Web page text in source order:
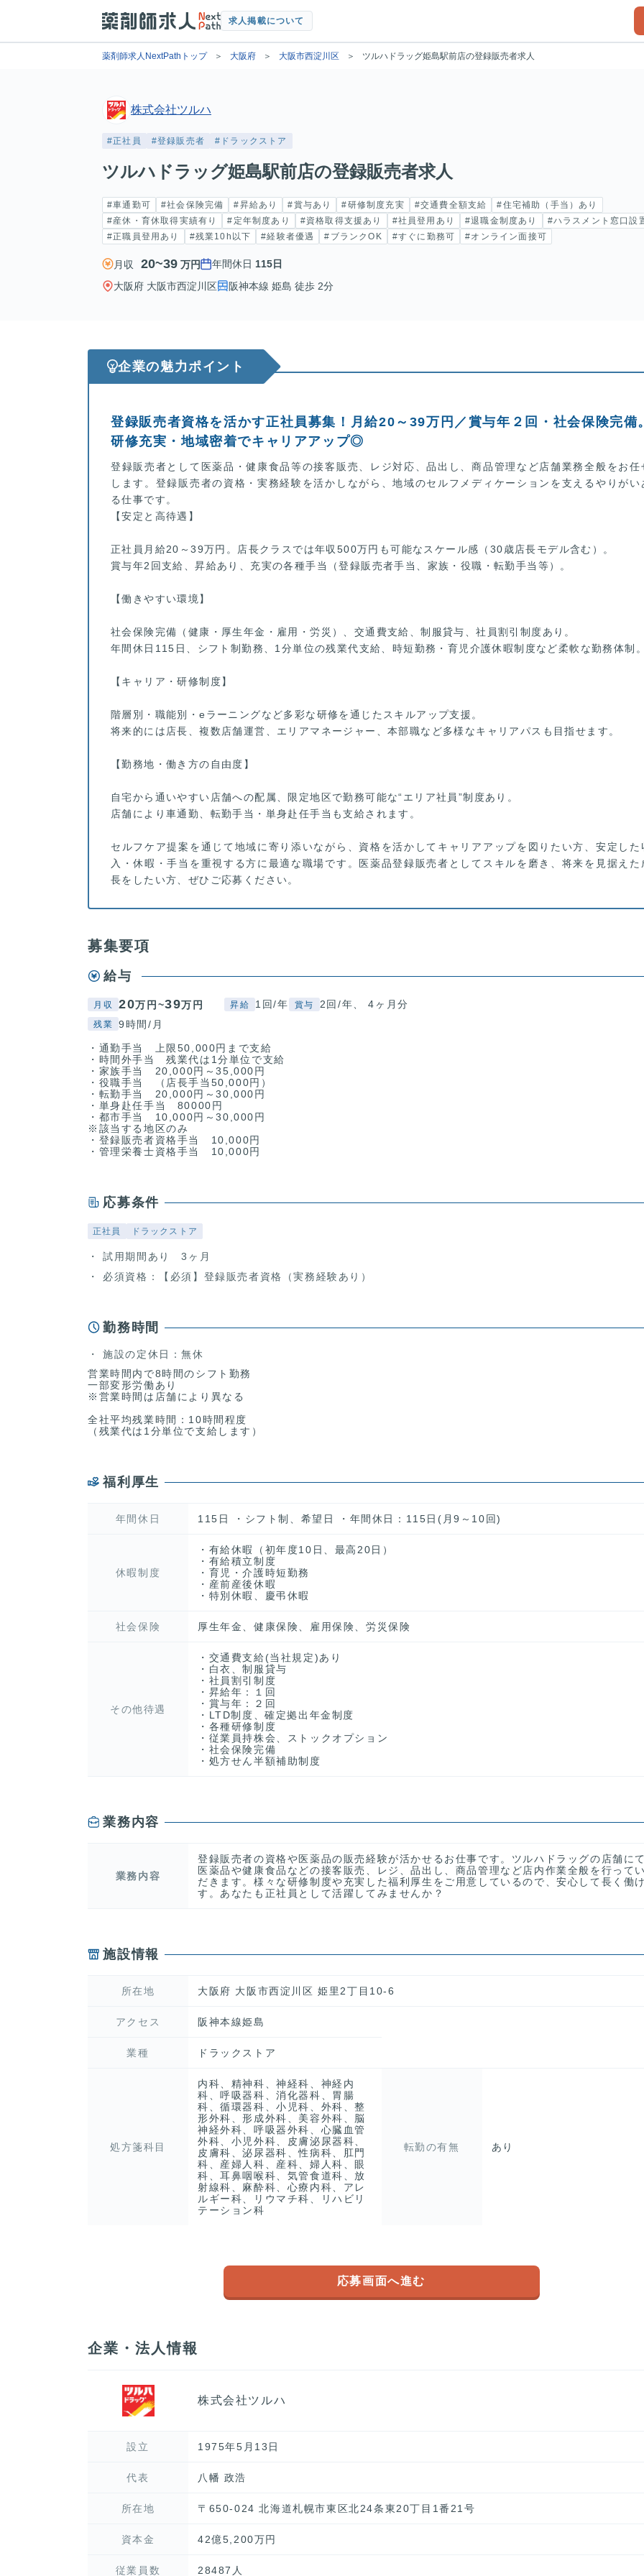
求人掲載について
薬剤師求人NextPathトップ 大阪府 大阪市西淀川区 ツルハドラッグ姫島駅前店の登録販売者求人
株式会社ツルハ
#正社員 #登録販売者 #ドラックストア
ツルハドラッグ姫島駅前店の登録販売者求人
#車通勤可 #社会保険完備 #昇給あり #賞与あり #研修制度充実 #交通費全額支給
#住宅補助（手当）あり
#産休・育休取得実績有り
#定年制度あり #資格取得支援あり #社員登用あり #退職金制度あり
#ハラスメント窓口設
#正職員登用あり
#残業10h以下 #経験者優遇 #ブランクOK #すぐに勤務可 #オンライン面接可
月収 20~39 万円 年間休日 115日
大阪府 大阪市西淀川区
阪神本線 姫島 徒歩 2分
企業の魅力ポイント
登録販売者資格を活かす正社員募集！月給20～39万円／賞与年２回・社会保険完備。
研修充実・地域密着でキャリアアップ◎
登録販売者として医薬品・健康食品等の接客販売、レジ対応、品出し、商品管理など店舗業務全般をお任
します。登録販売者の資格・実務経験を活かしながら、地域のセルフメディケーションを支えるやりがい
る仕事です。
【安定と高待遇】
正社員月給20～39万円。店長クラスでは年収500万円も可能なスケール感（30歳店長モデル含む）。
賞与年2回支給、昇給あり、充実の各種手当（登録販売者手当、家族・役職・転勤手当等）。
【働きやすい環境】
社会保険完備（健康・厚生年金・雇用・労災）、交通費支給、制服貸与、社員割引制度あり。
年間休日115日、シフト制勤務、1分単位の残業代支給、時短勤務・育児介護休暇制度など柔軟な勤務体制。
【キャリア・研修制度】
階層別・職能別・eラーニングなど多彩な研修を通じたスキルアップ支援。
将来的には店長、複数店舗運営、エリアマネージャー、本部職など多様なキャリアパスも目指せます。
【勤務地・働き方の自由度】
自宅から通いやすい店舗への配属、限定地区で勤務可能な“エリア社員”制度あり。
店舗により車通勤、転勤手当・単身赴任手当も支給されます。
セルフケア提案を通じて地域に寄り添いながら、資格を活かしてキャリアアップを図りたい方、安定した
入・休暇・手当を重視する方に最適な職場です。医薬品登録販売者としてスキルを磨き、将来を見据えた
長をしたい方、ぜひご応募ください。
募集要項
給与
月収 20万円~39万円 昇給 1回/年 賞与 2回/年、 4ヶ月分
残業 9時間/月
・通勤手当 上限50,000円まで支給
・時間外手当 残業代は1分単位で支給
・家族手当 20,000円～35,000円
・役職手当 （店長手当50,000円）
・転勤手当 20,000円～30,000円
・単身赴任手当 80000円
・都市手当 10,000円～30,000円
※該当する地区のみ
・登録販売者資格手当 10,000円
・管理栄養士資格手当 10,000円
応募条件
正社員 ドラックストア
試用期間あり 3ヶ月
必須資格：【必須】登録販売者資格（実務経験あり）
勤務時間
施設の定休日：無休
営業時間内で8時間のシフト勤務
一部変形労働あり
※営業時間は店舗により異なる
全社平均残業時間：10時間程度
（残業代は1分単位で支給します）
福利厚生
年間休日 115日 ・シフト制、希望日 ・年間休日：115日(月9～10回)
休暇制度
・有給休暇（初年度10日、最高20日）
・有給積立制度
・育児・介護時短勤務
・産前産後休暇
・特別休暇、慶弔休暇
社会保険 厚生年金、健康保険、雇用保険、労災保険
その他待遇
・交通費支給(当社規定)あり
・白衣、制服貸与
・社員割引制度
・昇給年：１回
・賞与年：２回
・LTD制度、確定拠出年金制度
・各種研修制度
・従業員持株会、ストックオプション
・社会保険完備
・処方せん半額補助制度
業務内容
業務内容
登録販売者の資格や医薬品の販売経験が活かせるお仕事です。ツルハドラッグの店舗にて
医薬品や健康食品などの接客販売、レジ、品出し、商品管理など店内作業全般を行って
だきます。様々な研修制度や充実した福利厚生をご用意しているので、安心して長く働
す。あなたも正社員として活躍してみませんか？
施設情報
所在地 大阪府 大阪市西淀川区 姫里2丁目10-6
アクセス 阪神本線姫島
業種 ドラックストア
処方箋科目
内科、精神科、神経科、神経内
科、呼吸器科、消化器科、胃腸
科、循環器科、小児科、外科、整
形外科、形成外科、美容外科、脳
神経外科、呼吸器外科、心臓血管
外科、小児外科、皮膚泌尿器科、
皮膚科、泌尿器科、性病科、肛門
科、産婦人科、産科、婦人科、眼
科、耳鼻咽喉科、気管食道科、放
射線科、麻酔科、心療内科、アレ
ルギー科、リウマチ科、リハビリ
テーション科
転勤の有無 あり
応募画面へ進む
企業・法人情報
株式会社ツルハ
設立 1975年5月13日
代表 八幡 政浩
所在地 〒650-024 北海道札幌市東区北24条東20丁目1番21号
資本金 42億5,200万円
従業員数 28487人